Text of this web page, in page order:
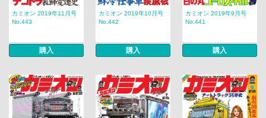
カミオン 2019年11月号
No.443
購入
カミオン 2019年10月号
No.442
購入
カミオン 2019年9月号
No.441
購入